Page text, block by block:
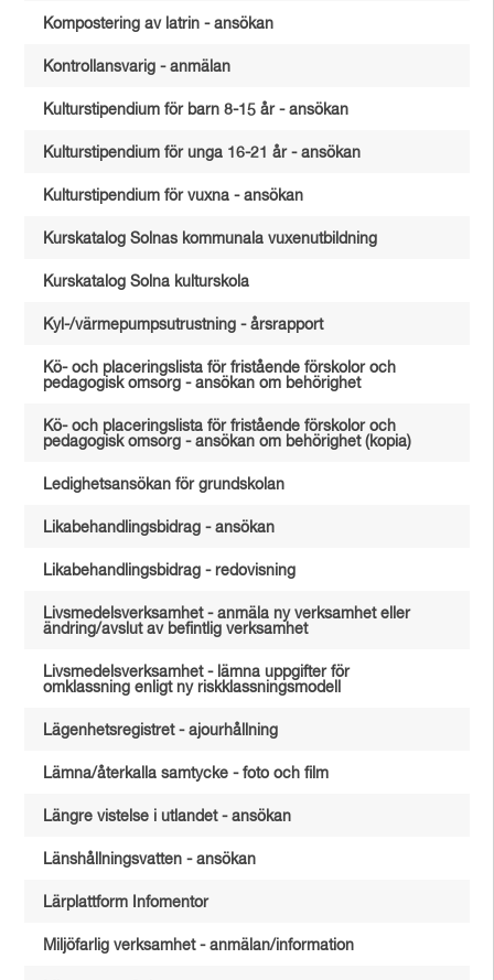
Kompostering av latrin - ansökan
Kontrollansvarig - anmälan
Kulturstipendium för barn 8-15 år - ansökan
Kulturstipendium för unga 16-21 år - ansökan
Kulturstipendium för vuxna - ansökan
Kurskatalog Solnas kommunala vuxenutbildning
Kurskatalog Solna kulturskola
Kyl-/värmepumpsutrustning - årsrapport
Kö- och placeringslista för fristående förskolor och
pedagogisk omsorg - ansökan om behörighet
Kö- och placeringslista för fristående förskolor och
pedagogisk omsorg - ansökan om behörighet (kopia)
Ledighetsansökan för grundskolan
Likabehandlingsbidrag - ansökan
Likabehandlingsbidrag - redovisning
Livsmedelsverksamhet - anmäla ny verksamhet eller
ändring/avslut av befintlig verksamhet
Livsmedelsverksamhet - lämna uppgifter för
omklassning enligt ny riskklassningsmodell
Lägenhetsregistret - ajourhållning
Lämna/återkalla samtycke - foto och film
Längre vistelse i utlandet - ansökan
Länshållningsvatten - ansökan
Lärplattform Infomentor
Miljöfarlig verksamhet - anmälan/information